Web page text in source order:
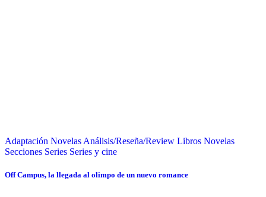
Adaptación Novelas Análisis/Reseña/Review Libros Novelas
Secciones Series Series y cine
Off Campus, la llegada al olimpo de un nuevo romance